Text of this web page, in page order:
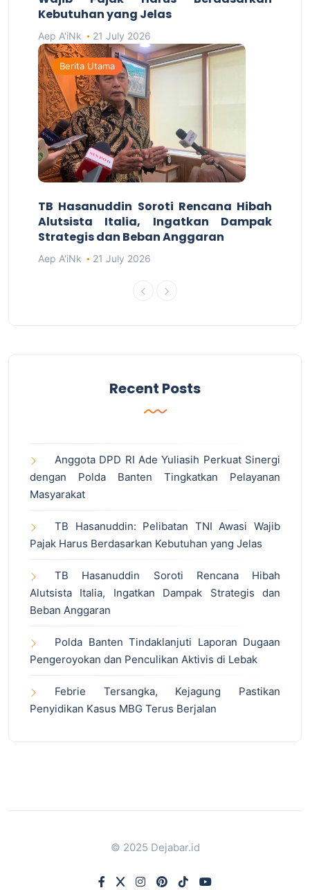
Kebutuhan yang Jelas
Aep A'iNk 21 July 2026
Berita Utama
TB Hasanuddin Soroti Rencana Hibah
Alutsista Italia, Ingatkan Dampak
Strategis dan Beban Anggaran
Aep A'iNk 21 July 2026
Recent Posts
Anggota DPD RI Ade Yuliasih Perkuat Sinergi
dengan Polda Banten Tingkatkan Pelayanan
Masyarakat
TB Hasanuddin: Pelibatan TNI Awasi Wajib
Pajak Harus Berdasarkan Kebutuhan yang Jelas
TB Hasanuddin Soroti Rencana Hibah
Alutsista Italia, Ingatkan Dampak Strategis dan
Beban Anggaran
Polda Banten Tindaklanjuti Laporan Dugaan
Pengeroyokan dan Penculikan Aktivis di Lebak
Febrie Tersangka, Kejagung Pastikan
Penyidikan Kasus MBG Terus Berjalan
© 2025 Dejabar.id